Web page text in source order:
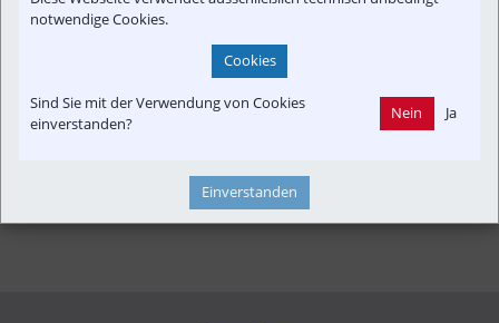
notwendige Cookies.
Cookies
Sind Sie mit der Verwendung von Cookies
einverstanden?
Nein Ja
Einverstanden